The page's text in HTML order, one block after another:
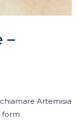
–
Artemisia
form